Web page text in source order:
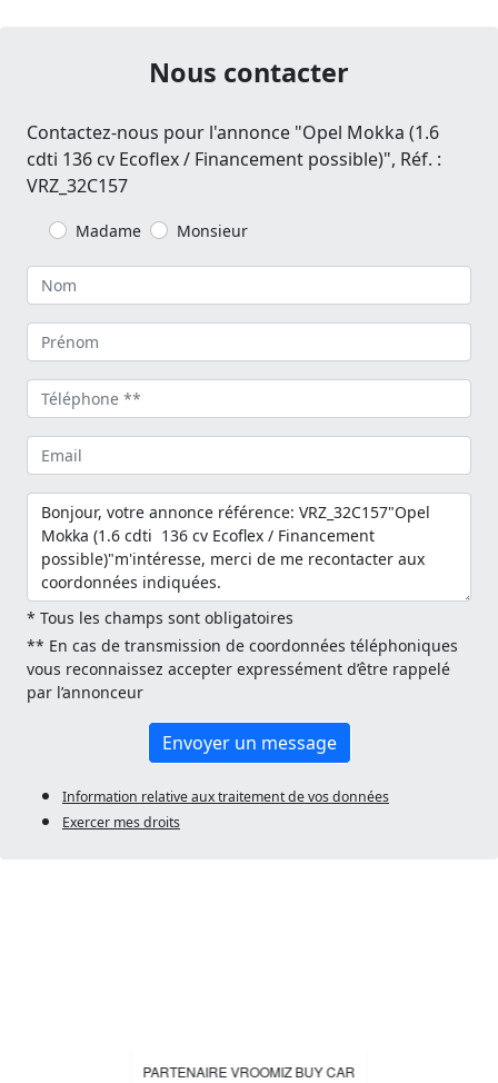
Nous contacter
Contactez-nous pour l'annonce "Opel Mokka (1.6
cdti 136 cv Ecoflex / Financement possible)", Réf. :
VRZ_32C157
Madame Monsieur
* Tous les champs sont obligatoires
** En cas de transmission de coordonnées téléphoniques
vous reconnaissez accepter expressément d’être rappelé
par l’annonceur
Envoyer un message
Information relative aux traitement de vos données
Exercer mes droits
PARTENAIRE VROOMIZ BUY CAR